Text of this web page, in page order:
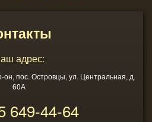
адрес:
он, пос. Островцы, ул. Центральная, д.
60А
649-44-64